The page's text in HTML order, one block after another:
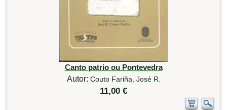
Canto patrio ou Pontevedra
Autor: Couto Fariña, José R.
11,00 €